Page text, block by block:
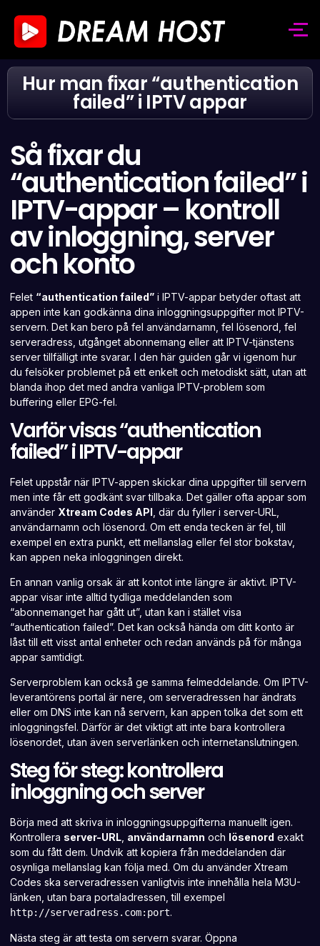
Hur man fixar “authentication
failed” i IPTV appar
Så fixar du
“authentication failed” i
IPTV-appar – kontroll
av inloggning, server
och konto
Felet “authentication failed” i IPTV-appar betyder oftast att
appen inte kan godkänna dina inloggningsuppgifter mot IPTV-
servern. Det kan bero på fel användarnamn, fel lösenord, fel
serveradress, utgånget abonnemang eller att IPTV-tjänstens
server tillfälligt inte svarar. I den här guiden går vi igenom hur
du felsöker problemet på ett enkelt och metodiskt sätt, utan att
blanda ihop det med andra vanliga IPTV-problem som
buffering eller EPG-fel.
Varför visas “authentication
failed” i IPTV-appar
Felet uppstår när IPTV-appen skickar dina uppgifter till servern
men inte får ett godkänt svar tillbaka. Det gäller ofta appar som
använder Xtream Codes API , där du fyller i server-URL,
användarnamn och lösenord. Om ett enda tecken är fel, till
exempel en extra punkt, ett mellanslag eller fel stor bokstav,
kan appen neka inloggningen direkt.
En annan vanlig orsak är att kontot inte längre är aktivt. IPTV-
appar visar inte alltid tydliga meddelanden som
“abonnemanget har gått ut”, utan kan i stället visa
“authentication failed”. Det kan också hända om ditt konto är
låst till ett visst antal enheter och redan används på för många
appar samtidigt.
Serverproblem kan också ge samma felmeddelande. Om IPTV-
leverantörens portal är nere, om serveradressen har ändrats
eller om DNS inte kan nå servern, kan appen tolka det som ett
inloggningsfel. Därför är det viktigt att inte bara kontrollera
lösenordet, utan även serverlänken och internetanslutningen.
Steg för steg: kontrollera
inloggning och server
Börja med att skriva in inloggningsuppgifterna manuellt igen.
Kontrollera server-URL användarnamn och lösenord exakt
som du fått dem. Undvik att kopiera från meddelanden där
osynliga mellanslag kan följa med. Om du använder Xtream
Codes ska serveradressen vanligtvis inte innehålla hela M3U-
länken, utan bara portaladressen, till exempel
http://serveradress.com:port.
Nästa steg är atttesta om servern svarar. Öppna